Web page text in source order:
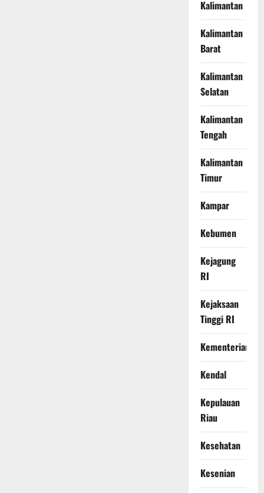
Kalimantan
Kalimantan
Barat
Kalimantan
Selatan
Kalimantan
Tengah
Kalimantan
Timur
Kampar
Kebumen
Kejagung
RI
Kejaksaan
Tinggi RI
Kementerian
Kendal
Kepulauan
Riau
Kesehatan
Kesenian